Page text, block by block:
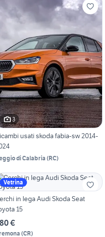
3
usati skoda fabia-sw 2014-
di Calabria (RC)
Vetrina
in lega Audi Skoda Seat
15
€
(CR)